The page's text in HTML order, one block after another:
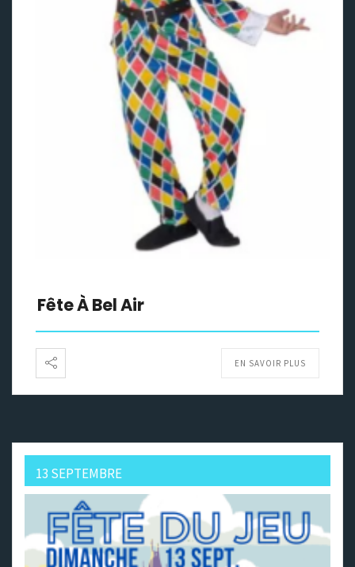
Fête À Bel Air
EN SAVOIR PLUS
13 SEPTEMBRE